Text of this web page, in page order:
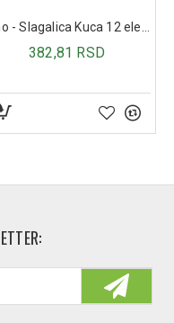
Pino - Slagalica Kuca 12 elemenata
382,81 RSD